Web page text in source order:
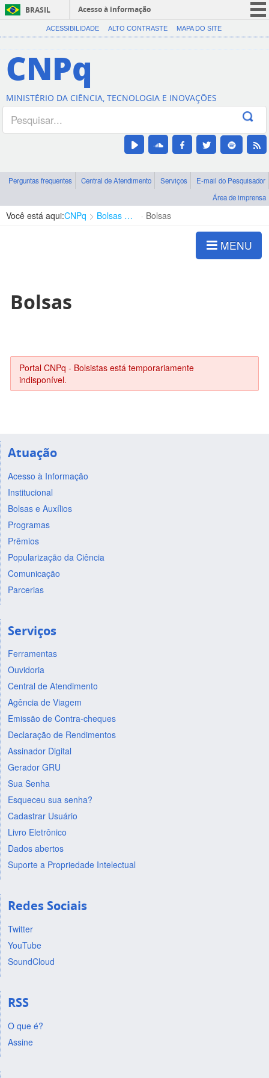
BRASIL
Acesso à informação
CORONAVÍRUS (COVID-19)
Canais
ACESSIBILIDADE ALTO CONTRASTE MAPA DO SITE
CNPq
MINISTÉRIO DA CIÊNCIA, TECNOLOGIA E INOVAÇÕES
Perguntas frequentes Central de Atendimento Serviços
E-mail do Pesquisador
Área de imprensa
Você está aqui:CNPq Bolsas e Auxílios Vigentes Bolsas
MENU
Bolsas
Portal CNPq - Bolsistas está temporariamente
indisponível.
Atuação
Acesso à Informação
Institucional
Bolsas e Auxílios
Programas
Prêmios
Popularização da Ciência
Comunicação
Parcerias
Serviços
Ferramentas
Ouvidoria
Central de Atendimento
Agência de Viagem
Emissão de Contra-cheques
Declaração de Rendimentos
Assinador Digital
Gerador GRU
Sua Senha
Esqueceu sua senha?
Cadastrar Usuário
Livro Eletrônico
Dados abertos
Suporte a Propriedade Intelectual
Redes Sociais
Twitter
YouTube
SoundCloud
RSS
O que é?
Assine